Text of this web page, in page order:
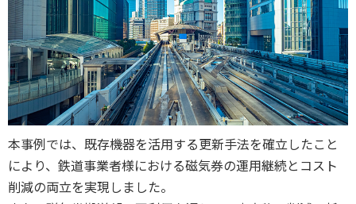
本事例では、既存機器を活用する更新手法を確立したこと
により、鉄道事業者様における磁気券の運用継続とコスト
削減の両立を実現しました。